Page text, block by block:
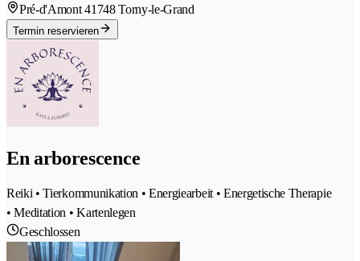
Pré-d'Amont 41748 Torny-le-Grand
Termin reservieren
En arborescence
Reiki • Tierkommunikation • Energiearbeit • Energetische Therapie
• Meditation • Kartenlegen
Geschlossen